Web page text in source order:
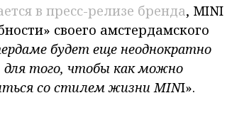
в пресс-релизе бренда, MINI
своего амстердамского
будет еще неоднократно
для того, чтобы как можно
со стилем жизни MINI».